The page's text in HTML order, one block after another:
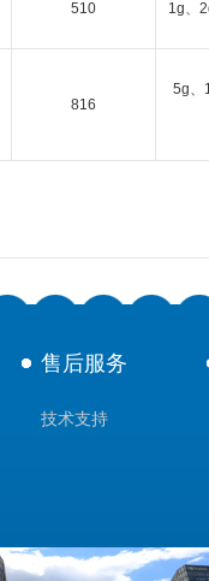
510 1g、
816
5g、
售后服务
技术支持